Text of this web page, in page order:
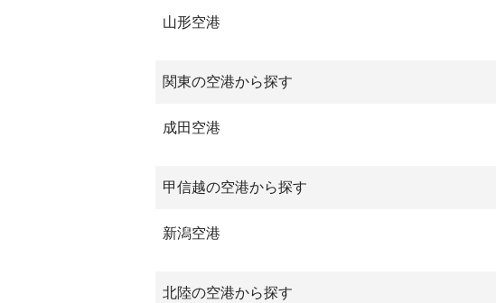
山形空港
関東の空港から探す
成田空港
甲信越の空港から探す
新潟空港
北陸の空港から探す